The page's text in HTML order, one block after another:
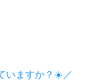
いますか？☀️／